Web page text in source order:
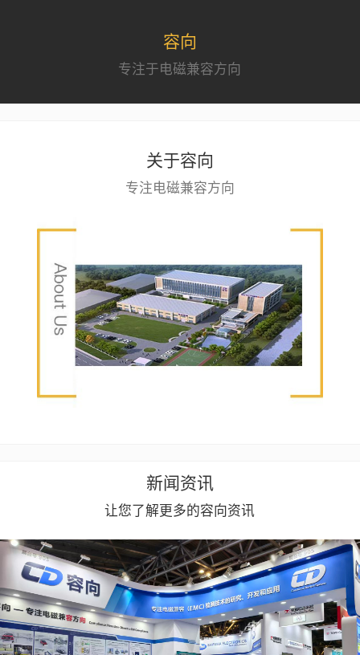
容向
专注于电磁兼容方向
关于容向
专注电磁兼容方向
新闻资讯
让您了解更多的容向资讯